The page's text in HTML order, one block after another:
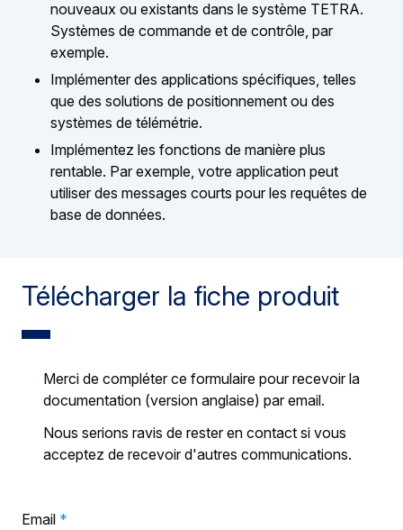
nouveaux ou existants dans le système TETRA.
Systèmes de commande et de contrôle, par
exemple.
Implémenter des applications spécifiques, telles
que des solutions de positionnement ou des
systèmes de télémétrie.
Implémentez les fonctions de manière plus
rentable. Par exemple, votre application peut
utiliser des messages courts pour les requêtes de
base de données.
Télécharger la fiche produit
Merci de compléter ce formulaire pour recevoir la
documentation (version anglaise) par email.
Nous serions ravis de rester en contact si vous
acceptez de recevoir d'autres communications.
Email *